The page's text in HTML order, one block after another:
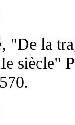
"De la
siècle"